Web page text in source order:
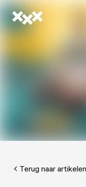
Terug naar artikelen